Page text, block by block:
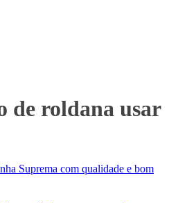
e esquadrias
de roldana usar